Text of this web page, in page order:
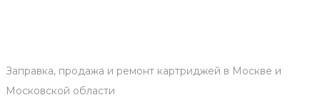
Заправка, продажа и ремонт картриджей в Москве и
Московской области